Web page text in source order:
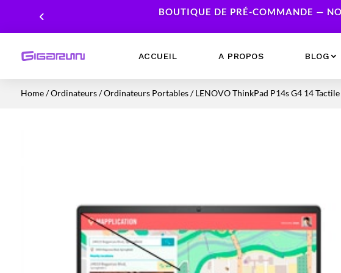
BOUTIQUE DE PRÉ-COMMANDE —
ACCUEIL A PROPOS BLOG
Home/Ordinateurs/Ordinateurs Portables/ LENOVO ThinkPad P14s G4 14
Cartes mères